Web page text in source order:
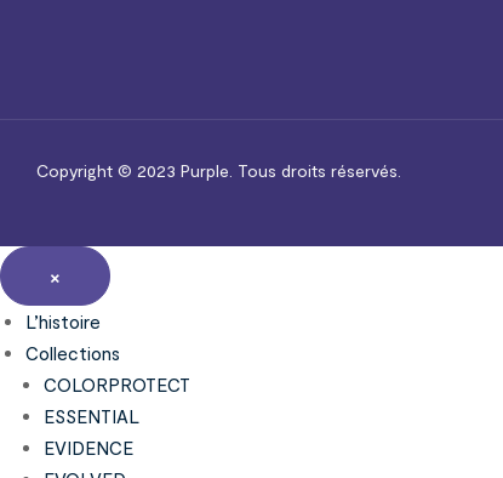
Copyright © 2023 Purple. Tous droits réservés.
×
L’histoire
Collections
COLORPROTECT
ESSENTIAL
EVIDENCE